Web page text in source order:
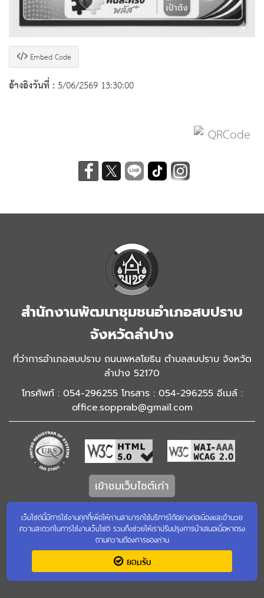
Embed Code
อ้างอิงวันที่ : 5/06/2569 13:30:00
สำนักงานพัฒนาชุมชนอำเภอสบปราบ
จังหวัดลำปาง
ที่ว่าการอำเภอสบปราบ ถนนพหลโยธิน ตำบลสบปราบ จังหวัด
ลำปาง 52170
โทรศัพท์ : 054-296255 โทรสาร : 054-296255 อีเมล์ :
office.sopprab@gmail.com
เข้าชมเว็บไซต์เก่า
เว็บไซต์นี้มีการใช้งานคุกกี้เพื่อให้ท่านสามารถใช้บริการได้อย่างต่อเนื่องและอำนวย
ความสะดวกในการใช้งานเว็บไซต์ รวมถึงช่วยให้เราปรับปรุงการนำเสนอเนื้อหาตรง
ตามความต้องการของท่าน
ยอมรับ